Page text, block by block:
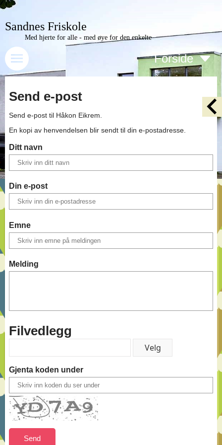
Sandnes Friskole
Med hjerte for alle - med øye for den enkelte
Forside
Send e-post
Send e-post til Håkon Eikrem.
En kopi av henvendelsen blir sendt til din e-postadresse.
Ditt navn
Din e-post
Emne
Melding
Filvedlegg
Gjenta koden under